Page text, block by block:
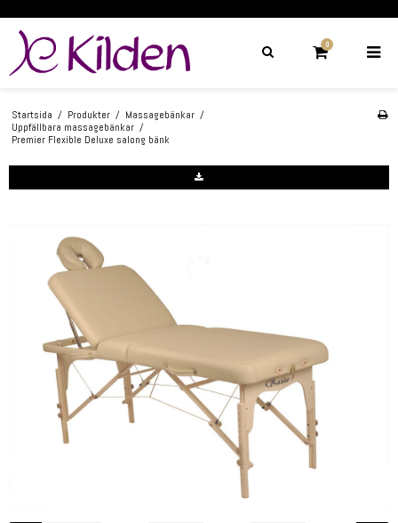
0
Startsida / Produkter / Massagebänkar /
Uppfällbara massagebänkar /
Premier Flexible Deluxe salong bänk